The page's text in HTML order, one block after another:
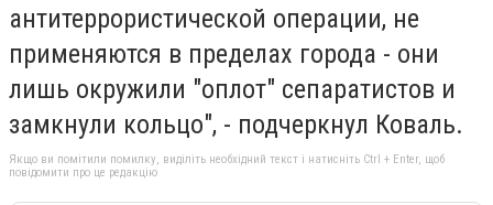
антитеррористической операции, не
применяются в пределах города - они
лишь окружили "оплот" сепаратистов и
замкнули кольцо", - подчеркнул Коваль.
Якщо ви помітили помилку, виділіть необхідний текст і натисніть Ctrl + Enter, щоб
повідомити про це редакцію